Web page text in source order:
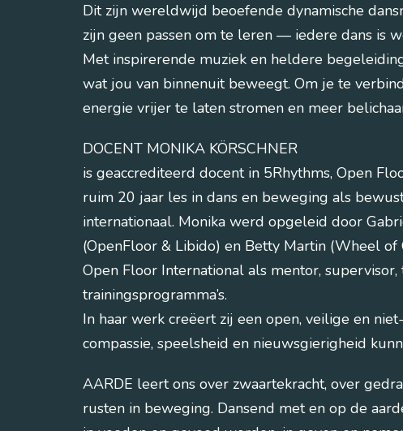
Dit zijn wereldwijd beoefende dynamische
zijn geen passen om te leren — iedere dans is
Met inspirerende muziek en heldere
wat jou van binnenuit beweegt. Om je te
energie vrijer te laten stromen en meer
DOCENT MONIKA KÖRSCHNER
is geaccrediteerd docent in 5Rhythms, Open
ruim 20 jaar les in dans en beweging als
internationaal. Monika werd opgeleid door
(OpenFloor & Libido) en Betty Martin (Wheel of
Open Floor International als mentor,
trainingsprogramma’s.
In haar werk creëert zij een open, veilige en
compassie, speelsheid en nieuwsgierigheid
AARDE leert ons over zwaartekracht, over
rusten in beweging. Dansend met en op de